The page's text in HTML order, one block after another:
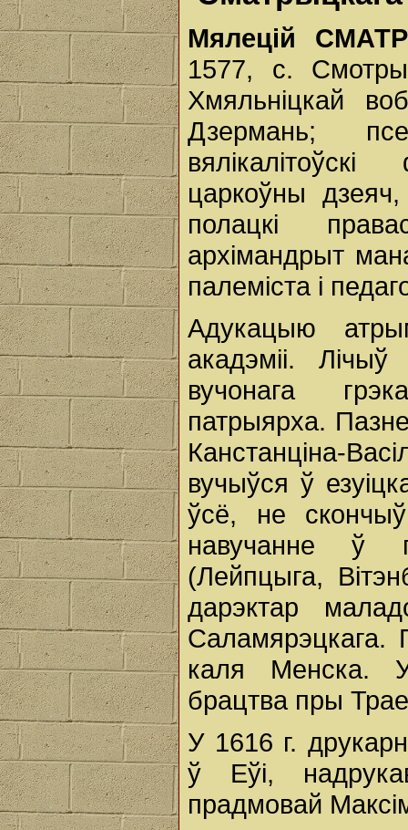
Мялецій
1577, с.
Хмяльніцкай
Дзермань;
царкоўны дзеяч,
полацкі
архімандрыт
палеміста і
Адукацыю
акадэміі.
вучонага
патрыярха.
Канстанціна-
вучыўся ў
ўсё, не
навучанне ў
(Лейпцыга,
дарэктар
Саламярэцкага.
каля Менска.
брацтва пры
У 1616 г.
ў Еўі,
прадмовай